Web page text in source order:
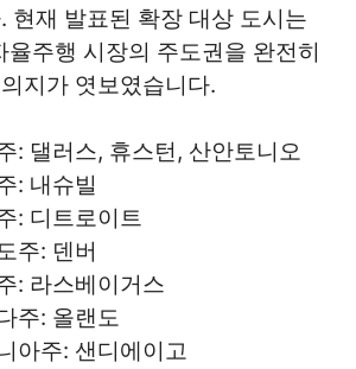
현재 발표된 확장 대상 도시는
율주행 시장의 주도권을 완전히
지가 엿보였습니다.
: 댈러스, 휴스턴, 산안토니오
: 내슈빌
: 디트로이트
주: 덴버
: 라스베이거스
주: 올랜도
아주: 샌디에이고